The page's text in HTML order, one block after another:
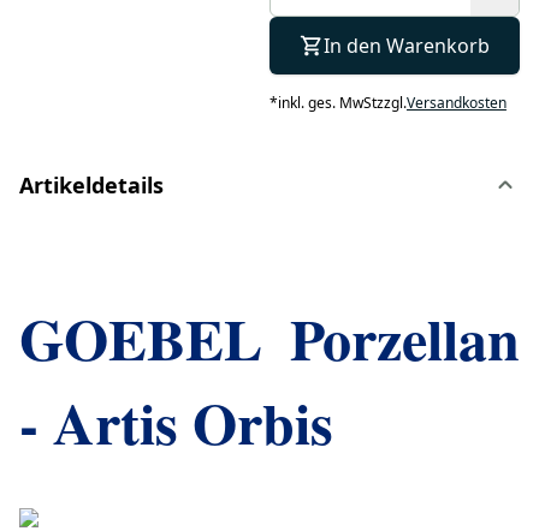
In den Warenkorb
*inkl. ges. MwStzzgl.Versandkosten
Artikeldetails
GOEBEL Porzellan
- Artis Orbis